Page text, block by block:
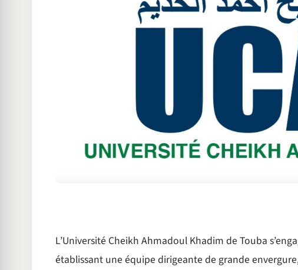
L’Université Cheikh Ahmadoul Khadim de Touba
établissant une équipe dirigeante de grande